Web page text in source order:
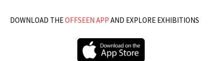
DOWNLOAD THEOFFSEEN APP AND EXPLORE EXHIBITIONS